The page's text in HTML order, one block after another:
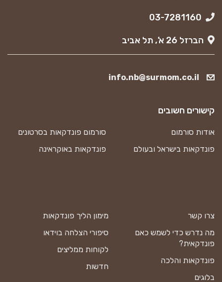
הברזל 26 א’, תל אביב
info.nb@surmom.co.il
צרו קשר
מה נדרש כדי לשמש כאם
פונדקאית?
פונדקאות והלכה
בלוגים
מימון הליך פונדקאות
סיפורי הצלחה בוידאו
לקוחות ממליצים
חדשות
קישורים חשובים
אודות סורמום
סורמום פונדקאות בסרטונים
פונדקאות בישראל ובעולם
פונדקאות באוקראינה